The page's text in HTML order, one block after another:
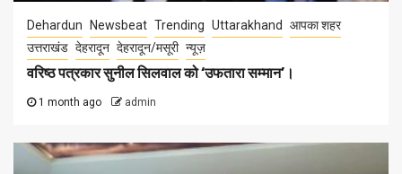
Dehardun Newsbeat Trending Uttarakhand
आपका शहर
उत्तराखंड देहरादून देहरादून/मसूरी न्यूज़
वरिष्ठ पत्रकार सुनील सिलवाल को ‘उफतारा सम्मान’।
1 month ago admin